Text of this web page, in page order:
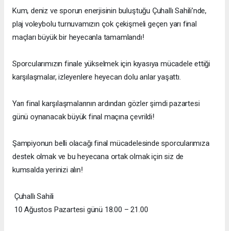
Kum, deniz ve sporun enerjisinin buluştuğu Çuhallı Sahili’nde,
plaj voleybolu turnuvamızın çok çekişmeli geçen yarı final
maçları büyük bir heyecanla tamamlandı!
Sporcularımızın finale yükselmek için kıyasıya mücadele ettiği
karşılaşmalar, izleyenlere heyecan dolu anlar yaşattı.
Yarı final karşılaşmalarının ardından gözler şimdi pazartesi
günü oynanacak büyük final maçına çevrildi!
Şampiyonun belli olacağı final mücadelesinde sporcularımıza
destek olmak ve bu heyecana ortak olmak için siz de
kumsalda yerinizi alın!
Çuhallı Sahili
10 Ağustos Pazartesi günü 18.00 – 21.00